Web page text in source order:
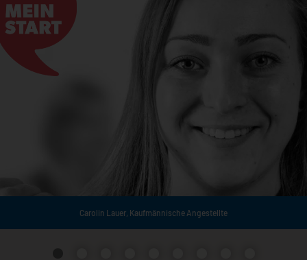
Carolin Lauer, Kaufmännische Angestellte